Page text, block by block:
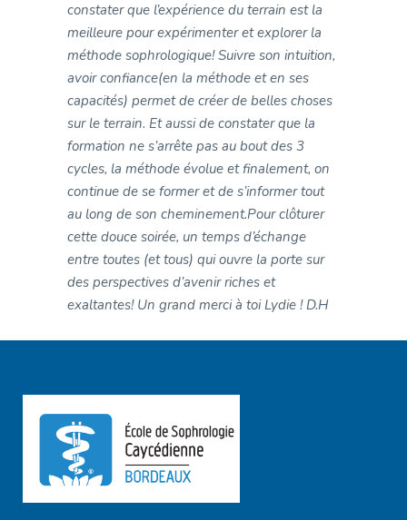
constater que l’expérience du terrain est la
meilleure pour expérimenter et explorer la
méthode sophrologique! Suivre son intuition,
avoir confiance(en la méthode et en ses
capacités) permet de créer de belles choses
sur le terrain. Et aussi de constater que la
formation ne s’arrête pas au bout des 3
cycles, la méthode évolue et finalement, on
continue de se former et de s’informer tout
au long de son cheminement.Pour clôturer
cette douce soirée, un temps d’échange
entre toutes (et tous) qui ouvre la porte sur
des perspectives d’avenir riches et
exaltantes! Un grand merci à toi Lydie ! D.H